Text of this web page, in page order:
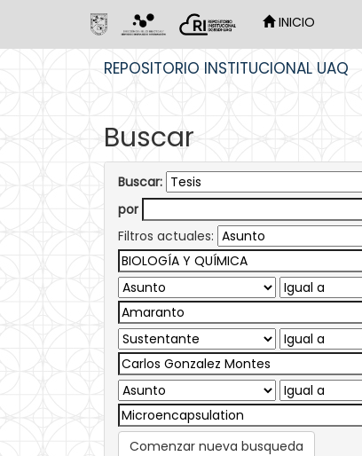
INICIO
REPOSITORIO INSTITUCIONAL UAQ
Buscar
Buscar:
por
Filtros actuales:
Comenzar nueva busqueda